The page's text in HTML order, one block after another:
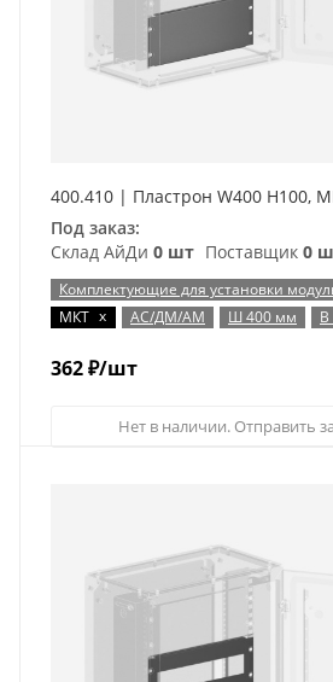
400.410 | Пластрон W400 H100,
Под заказ:
Склад АйДи 0 шт Поставщик 0
Комплектующие для установки
МКТ x АС/ДМ/АМ Ш 400 мм В
362₽/шт
Нет в наличии. Отправить